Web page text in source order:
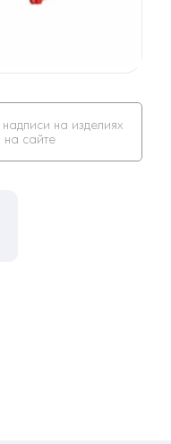
на изделиях
на сайте